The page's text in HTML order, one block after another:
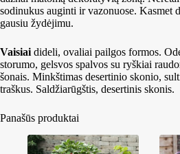
sodinukus auginti ir vazonuose. Kasmet
gausiu žydėjimu.
Vaisiai dideli, ovaliai pailgos formos.
storumo, gelsvos spalvos su ryškiai
šonais. Minkštimas desertinio skonio,
traškus. Saldžiarūgštis, desertinis skonis.
Panašūs produktai